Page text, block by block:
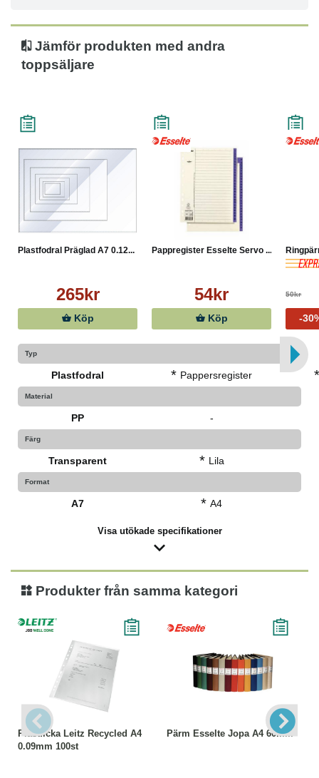
Jämför produkten med andra
toppsäljare
Plastfodral Präglad A7 0.12...
265kr
Köp
Pappregister Esselte Servo ...
54kr
Köp
50kr
-
Typ
Plastfodral * Pappersregister
Material
PP -
Färg
Transparent * Lila
Format
A7 * A4
Visa utökade specifikationer
Produkter från samma kategori
Plastficka Leitz Recycled A4
0.09mm 100st
Pärm Esselte Jopa A4 60mm